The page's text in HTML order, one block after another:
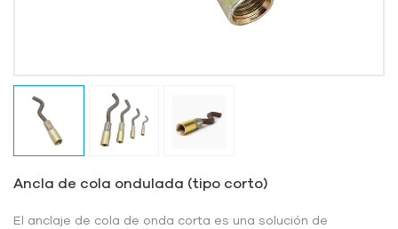
Ancla de cola ondulada (tipo corto)
El anclaje de cola de onda corta es una solución de